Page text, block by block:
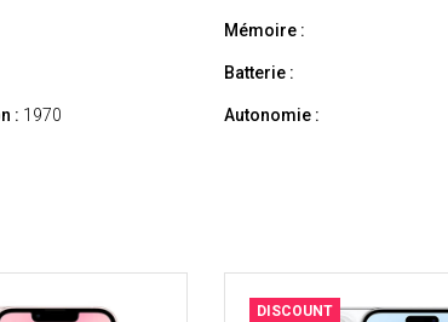
: 1970
Mémoire :
Batterie :
Autonomie :
DISCOUNT